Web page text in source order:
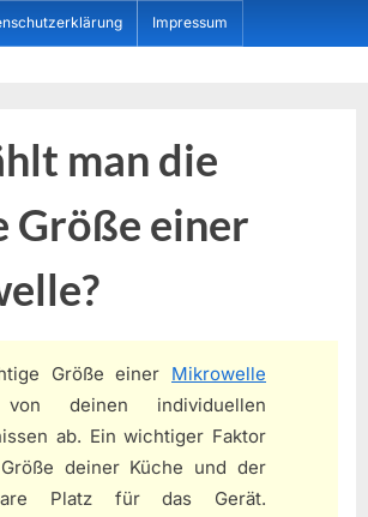
Impressum
man die
Größe einer
Größe einer Mikrowelle
deinen individuellen
ab. Ein wichtiger Faktor
deiner Küche und der
Platz für das Gerät.